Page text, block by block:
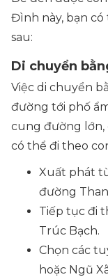
Đình này, bạn
sau:
Di chuyển
Việc di chuyển
đường tới phố
cung đường lớn,
có thể đi theo
Xuất phát
đường
Tiếp tục đi
Trúc Bạch.
Chọn các
hoặc Ngũ